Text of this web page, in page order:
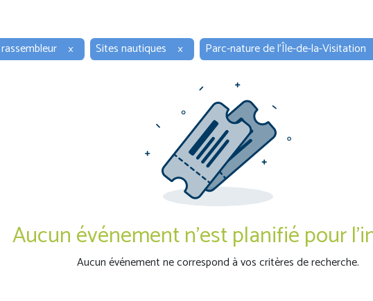
× Sites nautiques × Parc-nature de l'Île-de-la-Visitation
Aucun événement n'est planifié pour
Aucun événement ne correspond à vos critères de recherche.